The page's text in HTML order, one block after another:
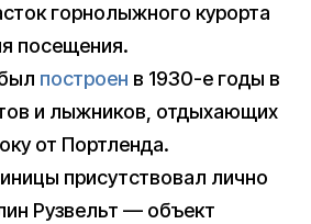
горнолыжного курорта
посещения.
построен в 1930-е годы в
и лыжников, отдыхающих
от Портленда.
присутствовал лично
Рузвельт — объект